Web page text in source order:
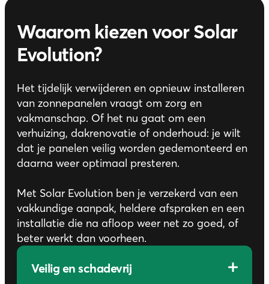
Veilig en schadevrij
Waarom kiezen voor Solar
Evolution?
Het tijdelijk verwijderen en opnieuw installeren
van zonnepanelen vraagt om zorg en
vakmanschap. Of het nu gaat om een
verhuizing, dakrenovatie of onderhoud: je wilt
dat je panelen veilig worden gedemonteerd en
daarna weer optimaal presteren.
Met Solar Evolution ben je verzekerd van een
vakkundige aanpak, heldere afspraken en een
installatie die na afloop weer net zo goed, of
beter werkt dan voorheen.